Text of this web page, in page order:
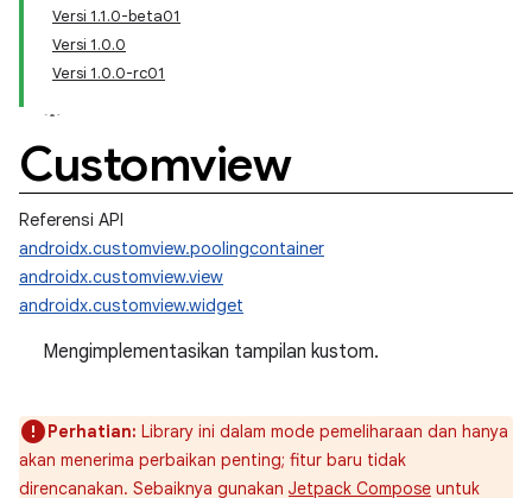
Versi 1.1.0-beta01
Versi 1.0.0
Versi 1.0.0-rc01
Customview
Referensi API
androidx.customview.poolingcontainer
androidx.customview.view
androidx.customview.widget
Mengimplementasikan tampilan kustom.
Perhatian: Library ini dalam mode pemeliharaan dan hanya
akan menerima perbaikan penting; fitur baru tidak
direncanakan. Sebaiknya gunakan Jetpack Compose untuk